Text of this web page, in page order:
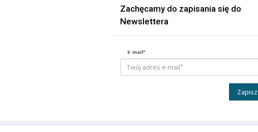
Zachęcamy do zapisania się do
Newslettera
E-mail*
Zapisz